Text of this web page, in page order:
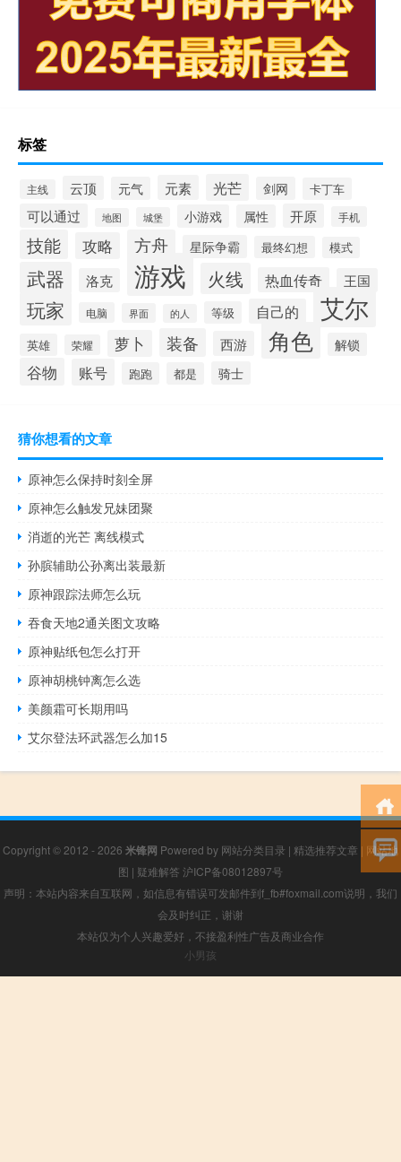
标签
主线 云顶 元气 元素 光芒 剑网 卡丁车
可以通过 地图 城堡 小游戏 属性 开原 手机
技能 攻略 方舟 星际争霸 最终幻想 模式
武器 洛克 游戏 火线 热血传奇 王国
玩家 电脑 界面 的人 等级 自己的 艾尔
英雄 荣耀 萝卜 装备 西游 角色 解锁
谷物 账号 跑跑 都是 骑士
猜你想看的文章
原神怎么保持时刻全屏
原神怎么触发兄妹团聚
消逝的光芒 离线模式
孙膑辅助公孙离出装最新
原神跟踪法师怎么玩
吞食天地2通关图文攻略
原神贴纸包怎么打开
原神胡桃钟离怎么选
美颜霜可长期用吗
艾尔登法环武器怎么加15
Copyright © 2012 - 2026 米锋网 Powered by 网站分类目录 | 精选推荐文章 | 网站地
图 | 疑难解答 沪ICP备08012897号
声明：本站内容来自互联网，如信息有错误可发邮件到f_fb#foxmail.com说明，我们
会及时纠正，谢谢
本站仅为个人兴趣爱好，不接盈利性广告及商业合作
小男孩